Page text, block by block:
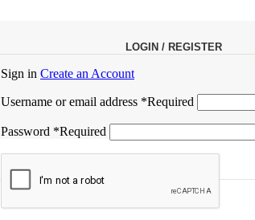
LOGIN / REGISTER
Sign in Create an Account
Username or email address *Required
Password *Required